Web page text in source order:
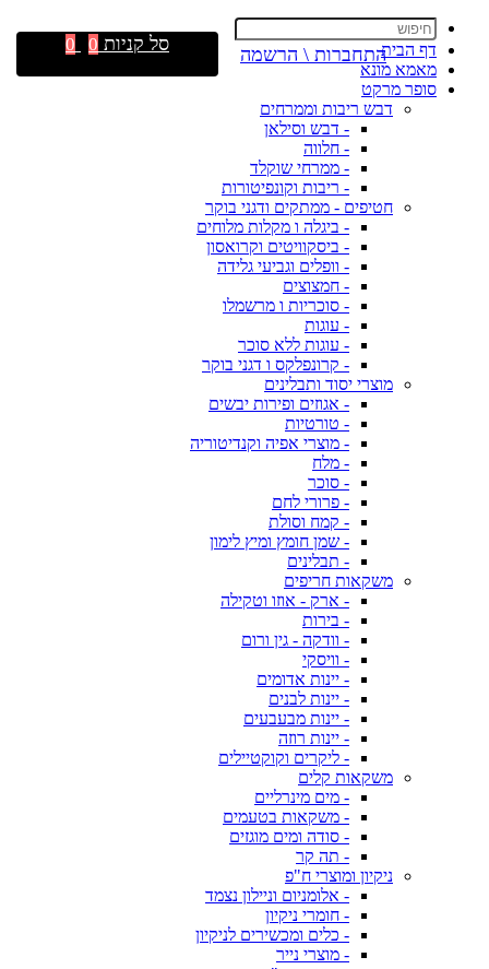
דף הבית
מאמא מונא
סופר מרקט
דבש ריבות וממרחים
- דבש וסילאן
- חלווה
- ממרחי שוקלד
- ריבות וקונפיטורות
חטיפים - ממתקים ודגני בוקר
- ביגלה ו מקלות מלוחים
- ביסקוויטים וקרואסון
- וופלים וגביעי גלידה
- חמצוצים
- סוכריות ו מרשמלו
- עוגות
- עוגות ללא סוכר
- קרונפלקס ו דגני בוקר
מוצרי יסוד ותבלינים
- אגוזים ופירות יבשים
- טורטיות
- מוצרי אפיה וקנדיטוריה
- מלח
- סוכר
- פרורי לחם
- קמח וסולת
- שמן חומץ ומיץ לימון
- תבלינים
משקאות חריפים
- ארק - אוזו וטקילה
- בירות
- וודקה - גין ורום
- וויסקי
- יינות אדומים
- יינות לבנים
- יינות מבעבעים
- יינות רוזה
- ליקרים וקוקטיילים
משקאות קלים
- מים מינרליים
- משקאות בטעמים
- סודה ומים מוגזים
- תה קר
ניקיון ומוצרי ח"פ
- אלומניום וניילון נצמד
- חומרי ניקיון
- כלים ומכשירים לניקיון
- מוצרי נייר
התחברות \ הרשמה סל קניות 0
0